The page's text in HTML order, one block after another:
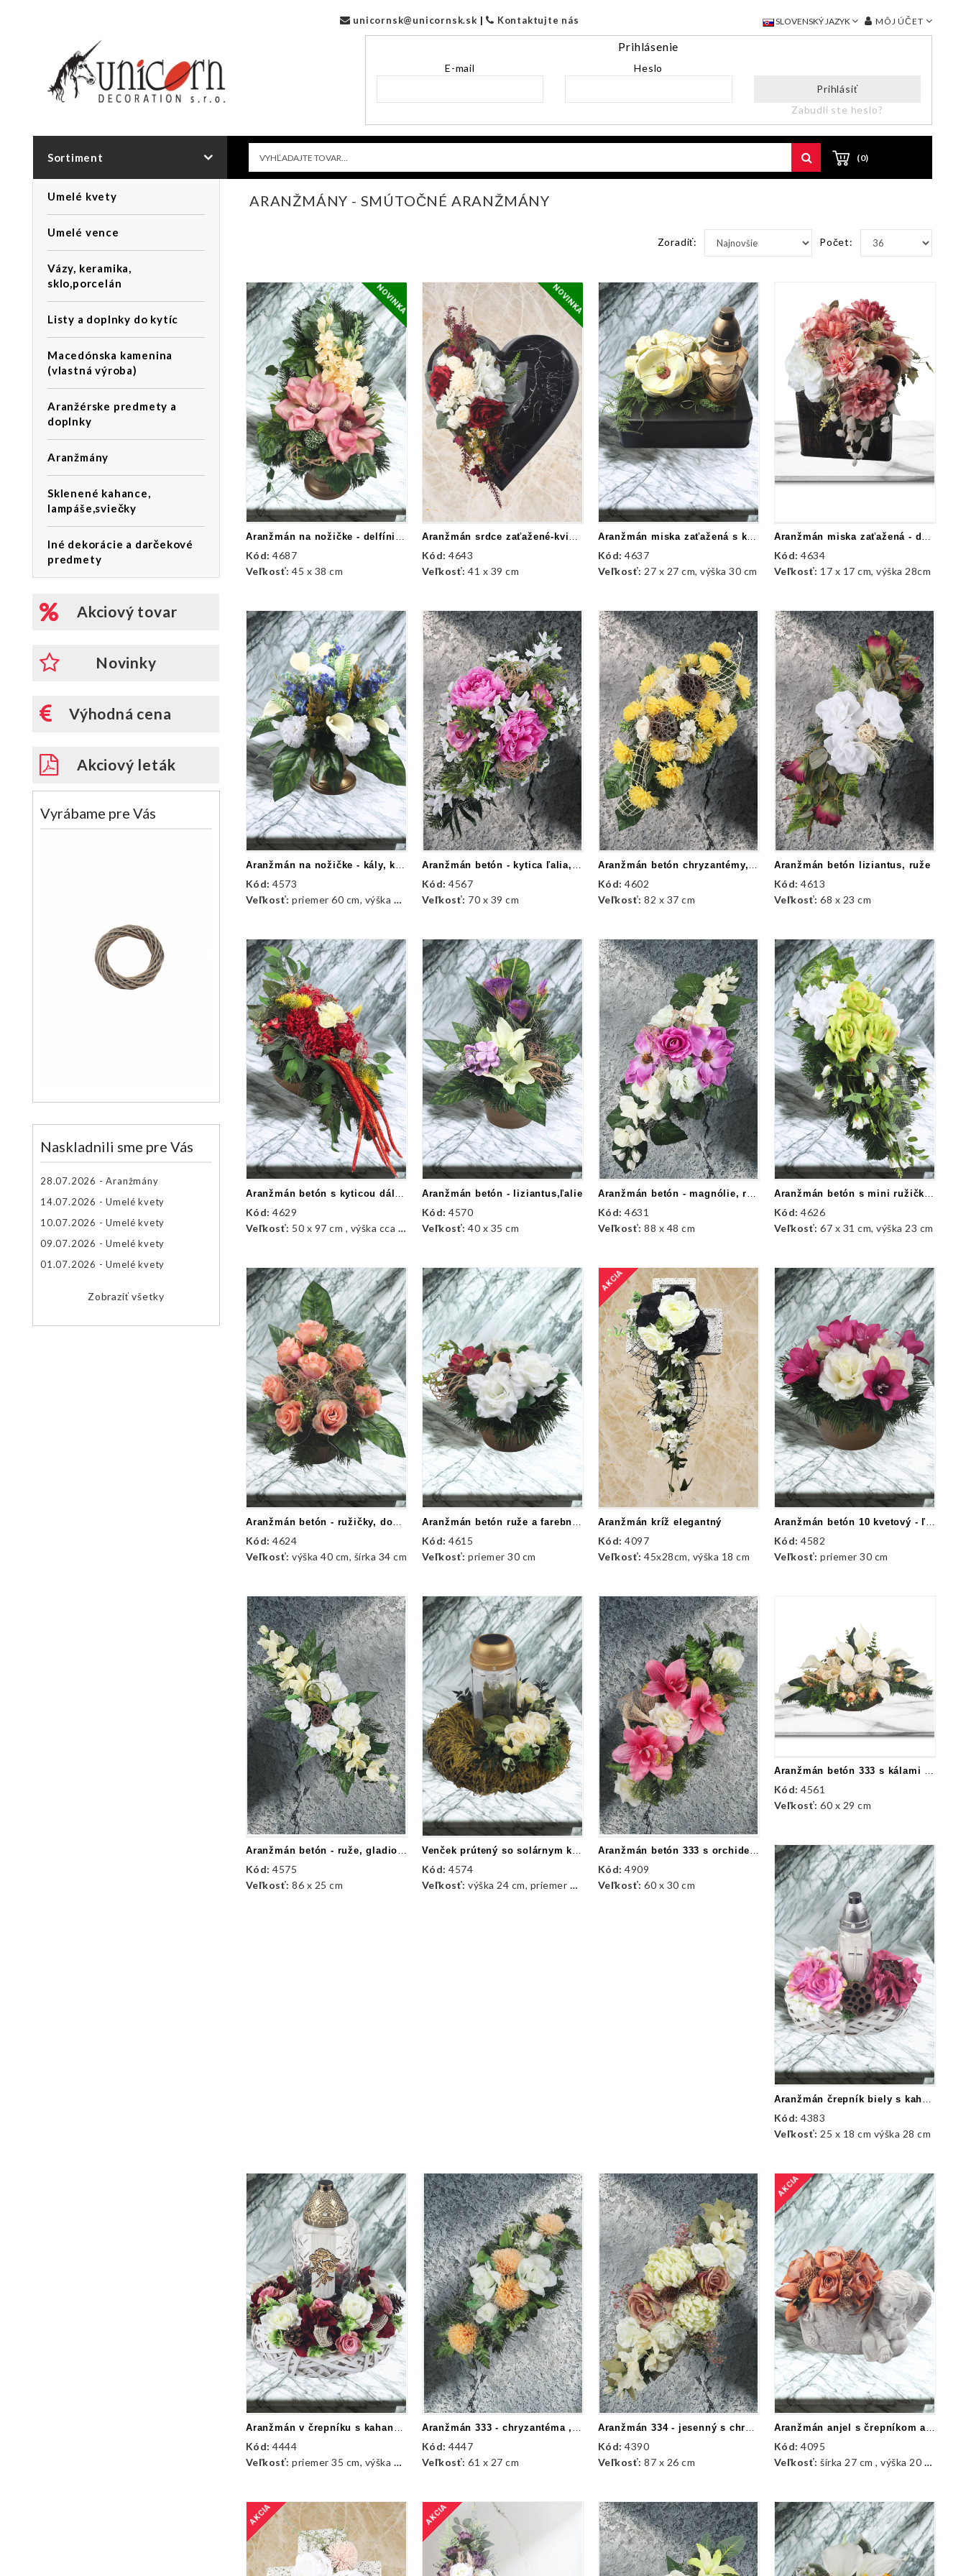
MÔJ ÚČET
SLOVENSKÝ JAZYK
unicornsk@unicornsk.sk | Kontaktujte nás
Prihlásenie
E-mail
Heslo
Prihlásiť
Zabudli ste heslo?
Sortiment (0)
Umelé kvety
Umelé vence
Vázy, keramika,
sklo,porcelán
Listy a doplnky do kytíc
Macedónska kamenina
(vlastná výroba)
Aranžérske predmety a
doplnky
Aranžmány
Sklenené kahance,
lampáše,sviečky
Iné dekorácie a darčekové
predmety
Akciový tovar
Novinky
Výhodná cena
Akciový leták
Vyrábame pre Vás
Naskladnili sme pre Vás
28.07.2026 - Aranžmány
14.07.2026 - Umelé kvety
10.07.2026 - Umelé kvety
09.07.2026 - Umelé kvety
01.07.2026 - Umelé kvety
Zobraziť všetky
ARANŽMÁNY - SMÚTOČNÉ ARANŽMÁNY
Zoradiť: Počet:
NOVINKA
Aranžmán na nožičke - delfínium, magnólie
Kód:4687
Veľkosť:45 x 38 cm
NOVINKA
Aranžmán srdce zaťažené-kvietky mix
Kód:4643
Veľkosť:41 x 39 cm
Aranžmán miska zaťažená s kahancom
Kód:4637
Veľkosť: 27 x 27 cm, výška 30 cm
Aranžmán miska zaťažená - dália, hortenzia
Kód:4634
Veľkosť: 17 x 17 cm, výška 28cm
Aranžmán na nožičke - kály, karafiát
Kód:4573
Veľkosť:priemer 60 cm, výška 40 cm
Aranžmán betón - kytica ľalia, peónie
Kód:4567
Veľkosť: 70 x 39 cm
Aranžmán betón chryzantémy, ruža
Kód:4602
Veľkosť:82 x 37 cm
Aranžmán betón liziantus, ruže
Kód:4613
Veľkosť:68 x 23 cm
Aranžmán betón s kyticou dálií a doplnky
Kód:4629
Veľkosť: 50 x 97 cm , výška cca 33 cm
Aranžmán betón - liziantus,ľalie
Kód:4570
Veľkosť:40 x 35 cm
Aranžmán betón - magnólie, ruža, gladioly
Kód:4631
Veľkosť:88 x 48 cm
Aranžmán betón s mini ružičkami
Kód:4626
Veľkosť:67 x 31 cm, výška 23 cm
Aranžmán betón - ružičky, doplnky
Kód:4624
Veľkosť:výška 40 cm, šírka 34 cm
Aranžmán betón ruže a farebná prízdoba
Kód:4615
Veľkosť:priemer 30 cm
AKCIA
Aranžmán kríž elegantný
Kód:4097
Veľkosť:45x28cm, výška 18 cm
Aranžmán betón 10 kvetový - ľalia, ruža
Kód:4582
Veľkosť:priemer 30 cm
Aranžmán betón - ruže, gladioly a doplnky
Kód:4575
Veľkosť:86 x 25 cm
Venček prútený so solárnym kahancom
Kód:4574
Veľkosť:výška 24 cm, priemer 25 cm
Aranžmán betón 333 s orchideami
Kód:4909
Veľkosť:60 x 30 cm
Aranžmán betón 333 s kálami a mašľou
Kód:4561
Veľkosť:60 x 29 cm
Aranžmán črepník biely s kahancom
Kód:4383
Veľkosť: 25 x 18 cm výška 28 cm
Aranžmán v črepníku s kahancom
Kód:4444
Veľkosť:priemer 35 cm, výška 44cm
Aranžmán 333 - chryzantéma , ruže
Kód:4447
Veľkosť:61 x 27 cm
Aranžmán 334 - jesenný s chryzantémami
Kód:4390
Veľkosť:87 x 26 cm
AKCIA
Aranžmán anjel s črepníkom a ružami
Kód:4095
Veľkosť:šírka 27 cm , výška 20 cm
AKCIA AKCIA